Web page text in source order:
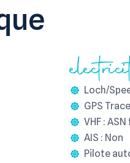
Loch/
GPS
VHF : ASN
AIS : Non
Pilote